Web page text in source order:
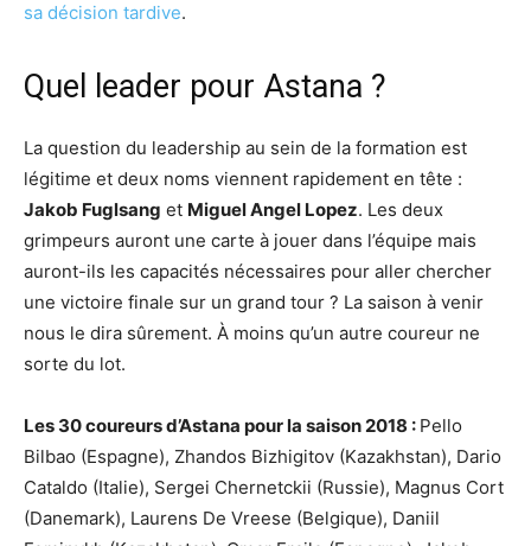
sa décision tardive.
Quel leader pour Astana ?
La question du leadership au sein de la formation est
légitime et deux noms viennent rapidement en tête :
Jakob Fuglsang et Miguel Angel Lopez. Les deux
grimpeurs auront une carte à jouer dans l’équipe mais
auront-ils les capacités nécessaires pour aller chercher
une victoire finale sur un grand tour ? La saison à venir
nous le dira sûrement. À moins qu’un autre coureur ne
sorte du lot.
Les 30 coureurs d’Astana pour la saison 2018 : Pello
Bilbao (Espagne), Zhandos Bizhigitov (Kazakhstan), Dario
Cataldo (Italie), Sergei Chernetckii (Russie), Magnus Cort
(Danemark), Laurens De Vreese (Belgique), Daniil